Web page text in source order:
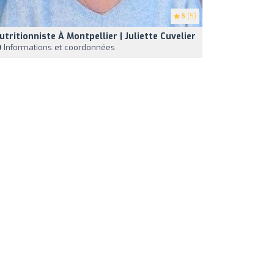
5 (5)
À Montpellier | Juliette Cuvelier
Informations et coordonnées